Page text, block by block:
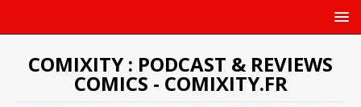
COMIXITY : PODCAST & REVIEWS
COMICS - COMIXITY.FR